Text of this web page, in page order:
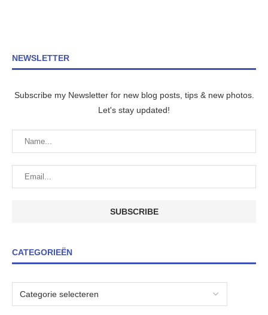
NEWSLETTER
Subscribe my Newsletter for new blog posts, tips & new photos.
Let's stay updated!
CATEGORIEËN